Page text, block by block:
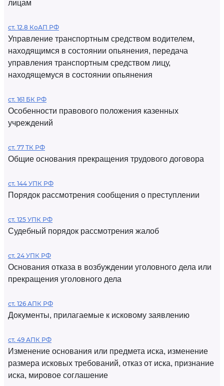
лицам
ст. 12.8 КоАП РФ
Управление транспортным средством водителем,
находящимся в состоянии опьянения, передача
управления транспортным средством лицу,
находящемуся в состоянии опьянения
ст. 161 БК РФ
Особенности правового положения казенных
учреждений
ст. 77 ТК РФ
Общие основания прекращения трудового договора
ст. 144 УПК РФ
Порядок рассмотрения сообщения о преступлении
ст. 125 УПК РФ
Судебный порядок рассмотрения жалоб
ст. 24 УПК РФ
Основания отказа в возбуждении уголовного дела или
прекращения уголовного дела
ст. 126 АПК РФ
Документы, прилагаемые к исковому заявлению
ст. 49 АПК РФ
Изменение основания или предмета иска, изменение
размера исковых требований, отказ от иска, признание
иска, мировое соглашение